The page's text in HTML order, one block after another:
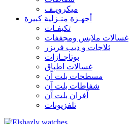
ميكرويـف
أجهـزة منـزلية كبيرة
تكيفـات
غسالات ملابس ومجففات
ثلاجات و ديب فريزر
بوتاجـازات
غسالات اطباق
مسطحات بلت آن
شفاطات بلت آن
آفران بلت آن
تلفزيونات